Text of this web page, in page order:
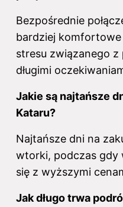
Bezpośrednie
bardziej
stresu związanego z
długimi
Jakie są najtańsze
Kataru?
Najtańsze dni na
wtorki, podczas gdy
się z wyższymi
Jak długo trwa